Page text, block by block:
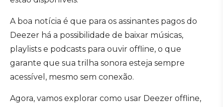
A boa notícia é que para os assinantes pagos do
Deezer há a possibilidade de baixar músicas,
playlists e podcasts para ouvir offline, o que
garante que sua trilha sonora esteja sempre
acessível, mesmo sem conexão.
Agora, vamos explorar como usar Deezer offline,